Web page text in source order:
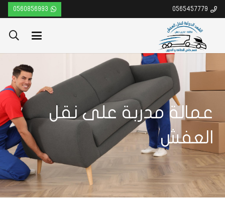
0565457779
0560856993
عمالة مدربة على نقل
العفش